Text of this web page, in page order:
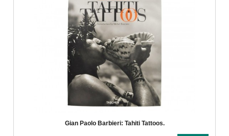
Gian Paolo Barbieri: Tahiti Tattoos.